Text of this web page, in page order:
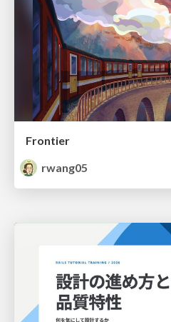
Frontier
rwang05